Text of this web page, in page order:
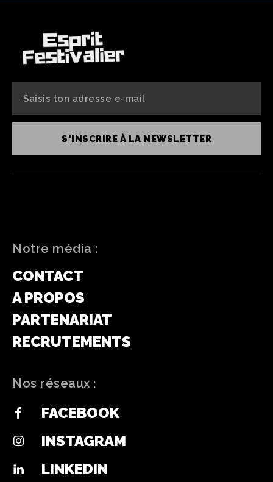
S'INSCRIRE À LA NEWSLETTER
Notre média :
CONTACT
A PROPOS
PARTENARIAT
RECRUTEMENTS
Nos réseaux :
FACEBOOK
INSTAGRAM
LINKEDIN